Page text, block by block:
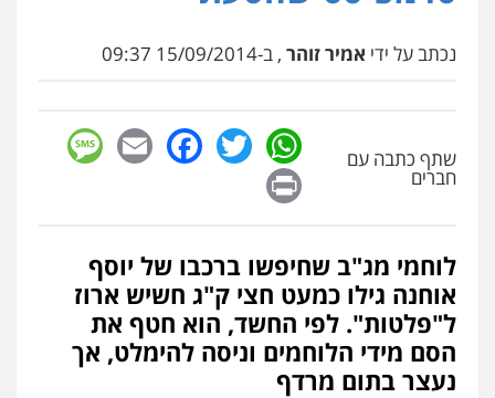
נכתב על ידי אמיר זוהר , ב-15/09/2014 09:37
שתף כתבה עם
חברים
WhatsApp
Twitter
Facebook
Email
לוחמי מג"ב שחיפשו ברכבו של יוסף
אוחנה גילו כמעט חצי ק"ג חשיש ארוז
ל"פלטות". לפי החשד, הוא חטף את
הסם מידי הלוחמים וניסה להימלט, אך
נעצר בתום מרדף